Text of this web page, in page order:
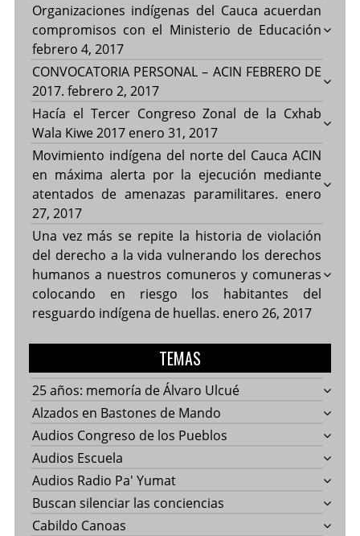
Organizaciones indígenas del Cauca acuerdan
compromisos con el Ministerio de Educación
febrero 4, 2017
CONVOCATORIA PERSONAL – ACIN FEBRERO DE
2017. febrero 2, 2017
Hacía el Tercer Congreso Zonal de la Cxhab
Wala Kiwe 2017 enero 31, 2017
Movimiento indígena del norte del Cauca ACIN
en máxima alerta por la ejecución mediante
atentados de amenazas paramilitares. enero
27, 2017
Una vez más se repite la historia de violación
del derecho a la vida vulnerando los derechos
humanos a nuestros comuneros y comuneras
colocando en riesgo los habitantes del
resguardo indígena de huellas. enero 26, 2017
TEMAS
25 años: memoría de Álvaro Ulcué
Alzados en Bastones de Mando
Audios Congreso de los Pueblos
Audios Escuela
Audios Radio Pa' Yumat
Buscan silenciar las conciencias
Cabildo Canoas